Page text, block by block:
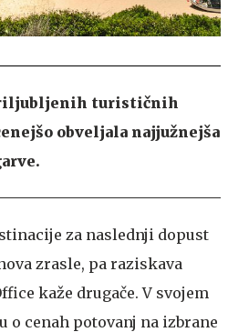
turističnih
obveljala najjužnejša
za naslednji dopust
zrasle, pa raziskava
kaže drugače. V svojem
cenah potovanj na izbrane